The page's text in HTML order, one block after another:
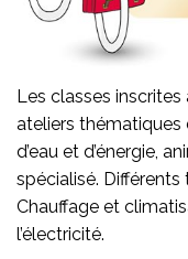
Les classes
ateliers thématiques
d’eau et d’énergie,
spécialisé.
Chauffage et
l’électricité.